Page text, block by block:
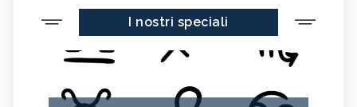
I nostri speciali